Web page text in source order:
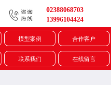
02388068703
13996104424
模型案例 合作客户
联系我们 在线留言